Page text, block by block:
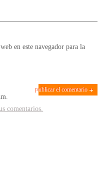
en este navegador para la
comentarios.